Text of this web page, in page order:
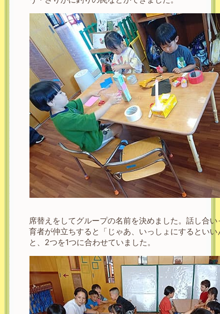
席替えをしてグループの名前を決めました。話し合
育者が仲立ちすると「じゃあ、いっしょにするとい
と、2つを1つに合わせていました。